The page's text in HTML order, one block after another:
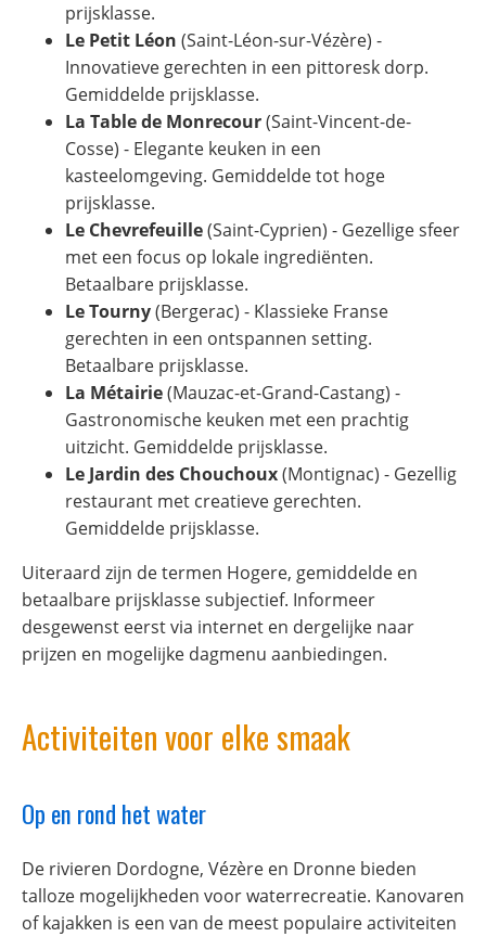
prijsklasse.
Le Petit Léon (Saint-Léon-sur-Vézère) -
Innovatieve gerechten in een pittoresk dorp.
Gemiddelde prijsklasse.
La Table de Monrecour(Saint-Vincent-de-
Cosse) - Elegante keuken in een
kasteelomgeving. Gemiddelde tot hoge
prijsklasse.
Le Chevrefeuille(Saint-Cyprien) - Gezellige sfeer
met een focus op lokale ingrediënten.
Betaalbare prijsklasse.
Le Tourny(Bergerac) - Klassieke Franse
gerechten in een ontspannen setting.
Betaalbare prijsklasse.
La Métairie(Mauzac-et-Grand-Castang) -
Gastronomische keuken met een prachtig
uitzicht. Gemiddelde prijsklasse.
Le Jardin des Chouchoux(Montignac) - Gezellig
restaurant met creatieve gerechten.
Gemiddelde prijsklasse.
Uiteraard zijn de termen Hogere, gemiddelde en
betaalbare prijsklasse subjectief. Informeer
desgewenst eerst via internet en dergelijke naar
prijzen en mogelijke dagmenu aanbiedingen.
Activiteiten voor elke smaak
Op en rond het water
De rivieren Dordogne, Vézère en Dronne bieden
talloze mogelijkheden voor waterrecreatie. Kanovaren
of kajakken is een van de meest populaire activiteiten